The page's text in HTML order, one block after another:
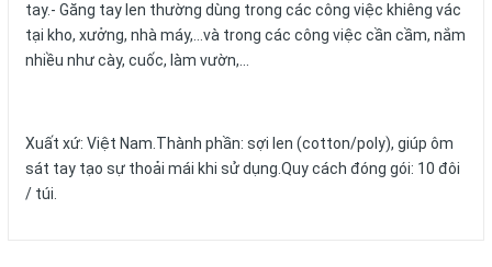
tay.- Găng tay len thường dùng trong các công việc khiêng vác
tại kho, xưởng, nhà máy,…và trong các công việc cần cầm, nắm
nhiều như cày, cuốc, làm vườn,…
Xuất xứ: Việt Nam.Thành phần: sợi len (cotton/poly), giúp ôm
sát tay tạo sự thoải mái khi sử dụng.Quy cách đóng gói: 10 đôi
/ túi.